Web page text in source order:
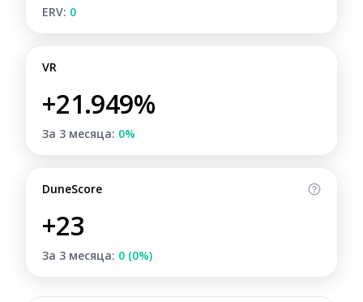
ERV: 0
VR
+21.949%
За 3 месяца: 0%
DuneScore
+23
За 3 месяца: 0 (0%)